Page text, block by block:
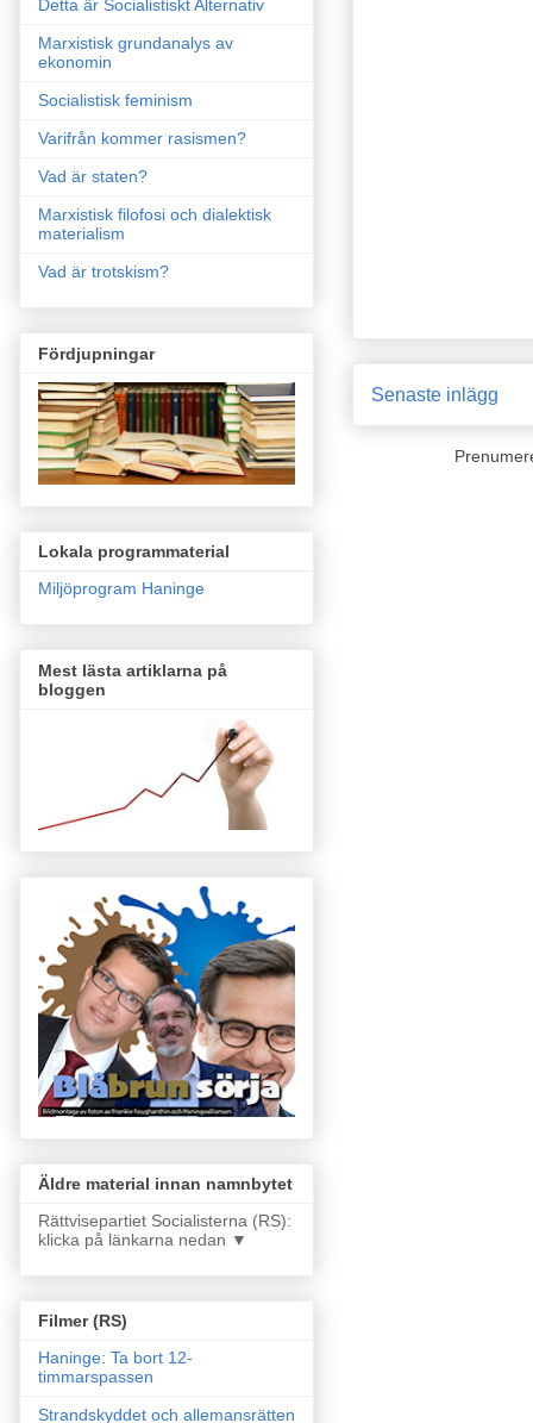
Senaste inlägg
Detta är Socialistiskt Alternativ
Marxistisk grundanalys av
ekonomin
Socialistisk feminism
Varifrån kommer rasismen?
Vad är staten?
Marxistisk filofosi och dialektisk
materialism
Vad är trotskism?
Fördjupningar
Lokala programmaterial
Miljöprogram Haninge
Mest lästa artiklarna på
bloggen
Äldre material innan namnbytet
Rättvisepartiet Socialisterna (RS):
klicka på länkarna nedan ▼
Filmer (RS)
Haninge: Ta bort 12-
timmarspassen
Strandskyddet och allemansrätten